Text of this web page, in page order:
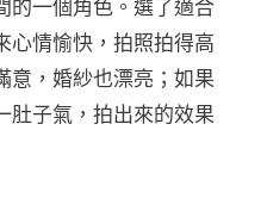
的一個角色。選了適合
心情愉快，拍照拍得高
意，婚紗也漂亮；如果
肚子氣，拍出來的效果